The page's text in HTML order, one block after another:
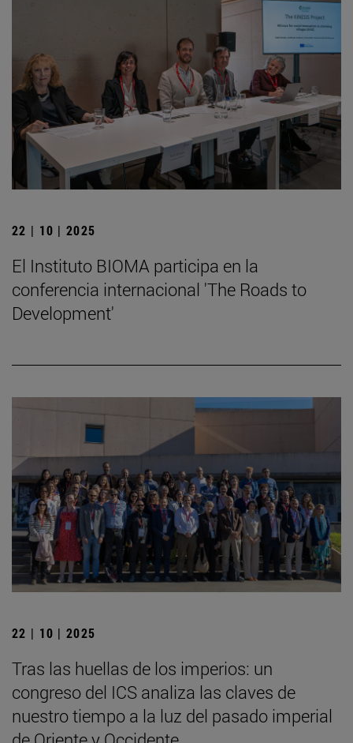
22 | 10 | 2025
El Instituto BIOMA participa en la
conferencia internacional 'The Roads to
Development'
22 | 10 | 2025
Tras las huellas de los imperios: un
congreso del ICS analiza las claves de
nuestro tiempo a la luz del pasado imperial